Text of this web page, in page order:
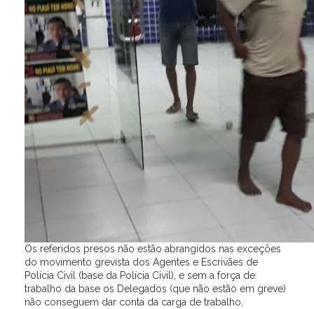
Os referidos presos não estão abrangidos nas exceções
do movimento grevista dos Agentes e Escrivães de
Polícia Civil (base da Polícia Civil), e sem a força de
trabalho da base os Delegados (que não estão em greve)
não conseguem dar conta da carga de trabalho,